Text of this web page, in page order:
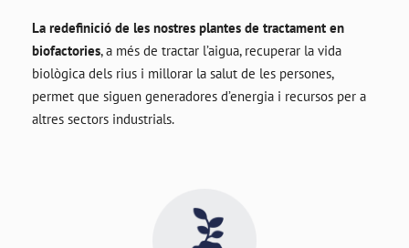
La redefinició de les nostres plantes de tractament en
biofactories, a més de tractar l’aigua, recuperar la vida
biològica dels rius i millorar la salut de les persones,
permet que siguen generadores d’energia i recursos per a
altres sectors industrials.